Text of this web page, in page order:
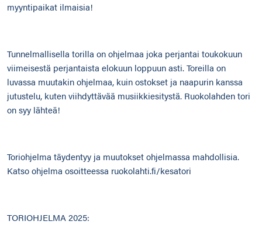
myyntipaikat ilmaisia!
Tunnelmallisella torilla on ohjelmaa joka perjantai toukokuun
viimeisestä perjantaista elokuun loppuun asti. Toreilla on
luvassa muutakin ohjelmaa, kuin ostokset ja naapurin kanssa
jutustelu, kuten viihdyttävää musiikkiesitystä. Ruokolahden tori
on syy lähteä!
Toriohjelma täydentyy ja muutokset ohjelmassa mahdollisia.
Katso ohjelma osoitteessa ruokolahti.fi/kesatori
TORIOHJELMA 2025: